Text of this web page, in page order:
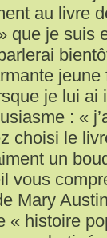
au livre
que je suis
jeune
je lui ai
: «
choisi le
un
vous
Mary
« histoire